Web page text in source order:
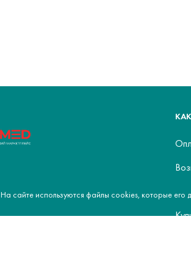
На сайте используются файлы cookies, которые